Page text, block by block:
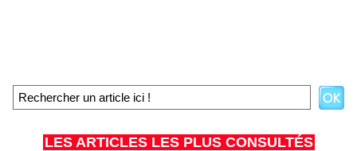
LES ARTICLES LES PLUS CONSULTÉS